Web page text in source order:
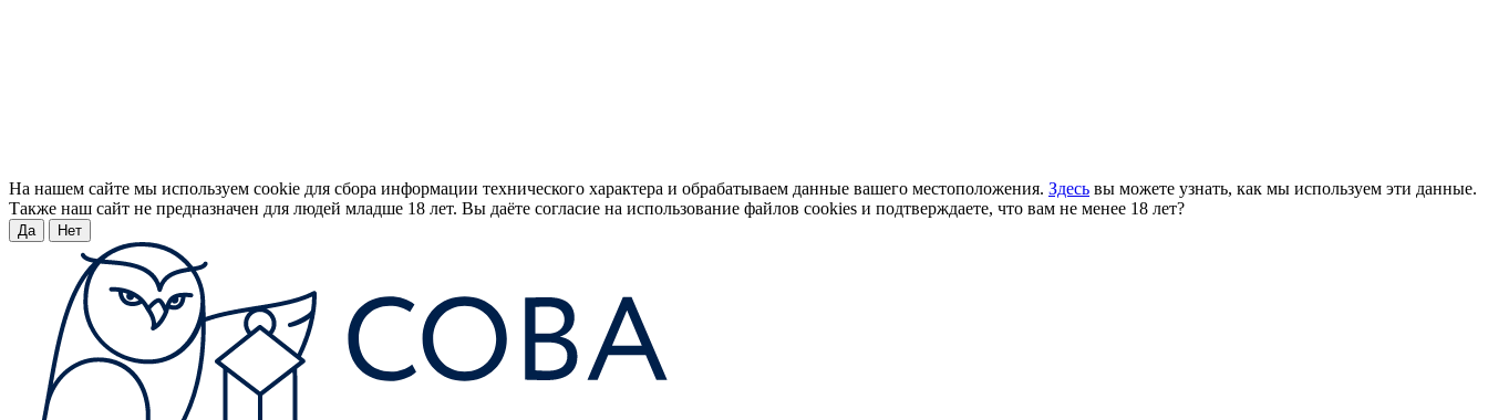
На нашем сайте мы используем cookie для сбора информации технического характера и обрабатываем данные вашего местоположения. Здесь вы можете узнать, как мы используем эти данные.
Также наш сайт не предназначен для людей младше 18 лет. Вы даёте согласие на использование файлов cookies и подтверждаете, что вам не менее 18 лет?
Да Нет